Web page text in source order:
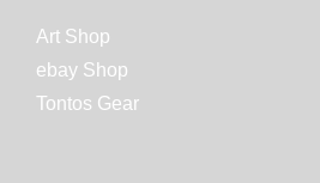
Art Shop
ebay Shop
Tontos Gear